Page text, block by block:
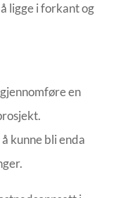
ligge i forkant og
en
kunne bli enda